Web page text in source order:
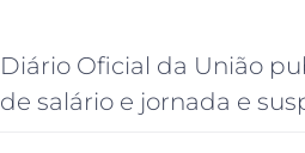
Diário Oficial da União
de salário e jornada e